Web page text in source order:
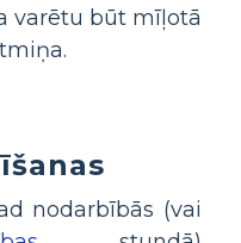
varētu būt mīļotā
nodarbībās (vai